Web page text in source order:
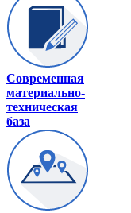
Современная
материально-
техническая
база